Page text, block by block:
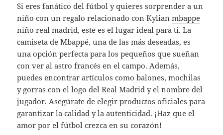
Si eres fanático del fútbol y quieres sorprender a un
niño con un regalo relacionado con Kylianmbappe
niño real madrid, este es el lugar ideal para ti. La
camiseta de Mbappé, una de las más deseadas, es
una opción perfecta para los pequeños que sueñan
con ver al astro francés en el campo. Además,
puedes encontrar artículos como balones, mochilas
y gorras con el logo del Real Madrid y el nombre del
jugador. Asegúrate de elegir productos oficiales para
garantizar la calidad y la autenticidad. ¡Haz que el
amor por el fútbol crezca en su corazón!